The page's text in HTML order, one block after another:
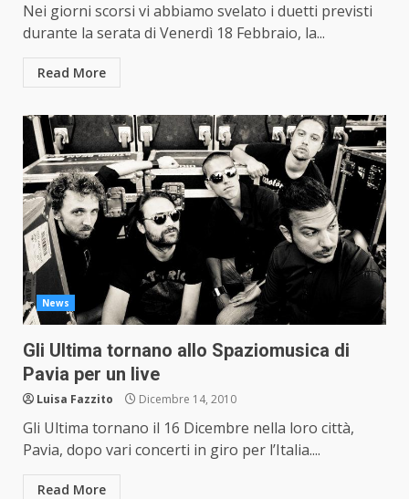
Nei giorni scorsi vi abbiamo svelato i duetti previsti
durante la serata di Venerdì 18 Febbraio, la...
Read More
News
Gli Ultima tornano allo Spaziomusica di
Pavia per un live
Luisa Fazzito Dicembre 14, 2010
Gli Ultima tornano il 16 Dicembre nella loro città,
Pavia, dopo vari concerti in giro per l’Italia....
Read More